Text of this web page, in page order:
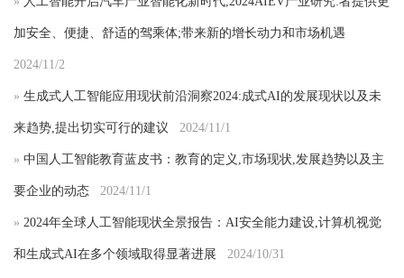
加安全、便捷、舒适的驾乘体;带来新的增长动力和市场机遇
2024/11/2
» 生成式人工智能应用现状前沿洞察2024:成式AI的发展现状以及未
来趋势,提出切实可行的建议 2024/11/1
» 中国人工智能教育蓝皮书：教育的定义,市场现状,发展趋势以及主
要企业的动态 2024/11/1
» 2024年全球人工智能现状全景报告：AI安全能力建设,计算机视觉
和生成式AI在多个领域取得显著进展 2024/10/31